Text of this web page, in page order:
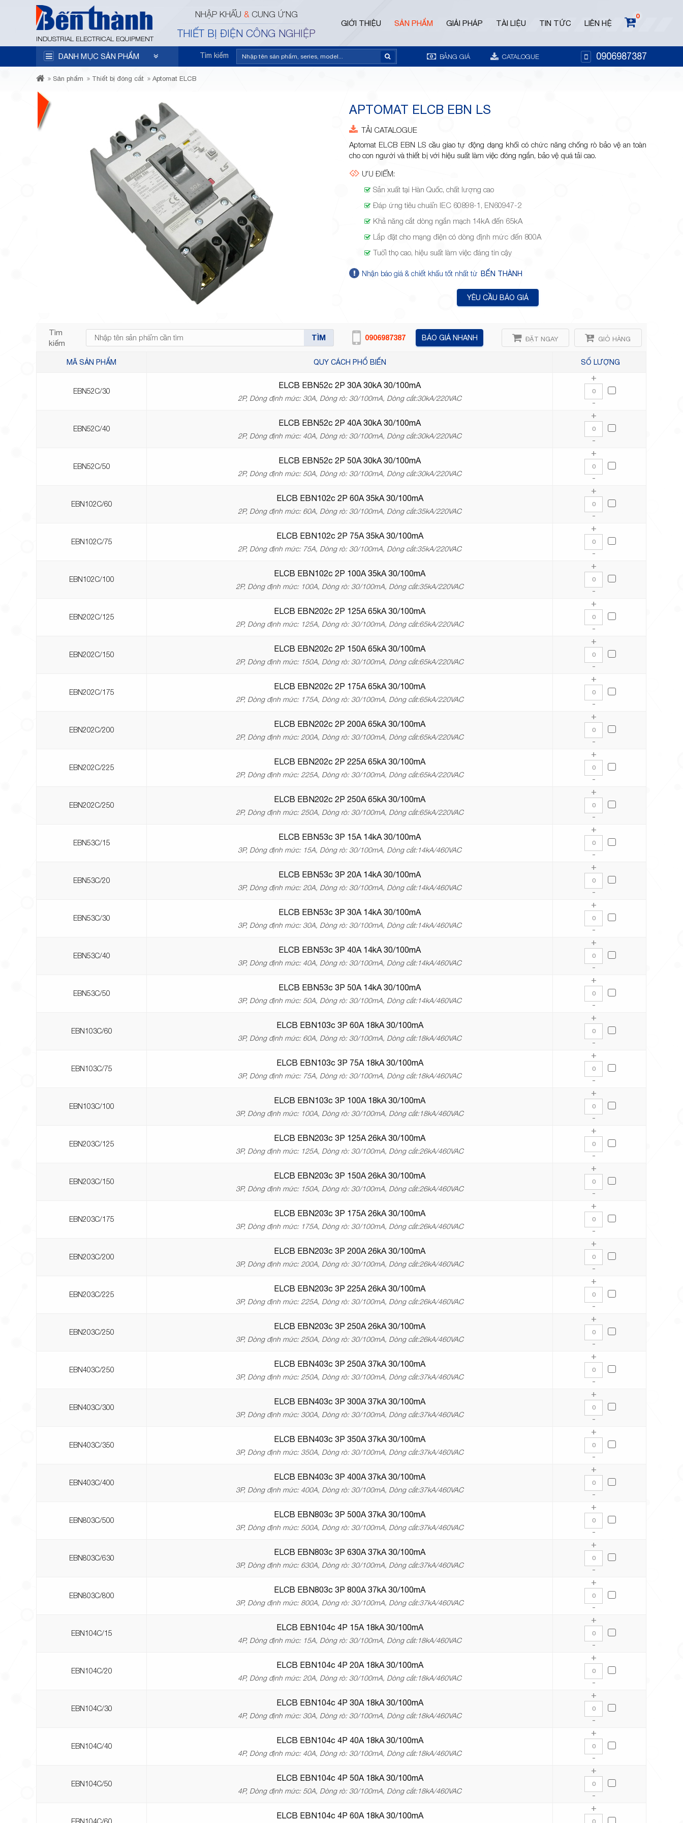
INDUSTRIAL ELECTRICAL EQUIPMENT
NHẬP KHẨU &CUNG ỨNG
THIẾT BỊ ĐIỆN CÔNG NGHIỆP
GIỚI THIỆU SẢN PHẨM GIẢI PHÁP TÀI LIỆU TIN TỨC LIÊN HỆ
0
DANH MỤC SẢN PHẨM Tìm kiếm BẢNG GIÁ CATALOGUE 0906987387
Sản phẩm Thiết bị đóng cắt Aptomat ELCB
APTOMAT ELCB EBN LS
TẢI CATALOGUE
Aptomat ELCB EBN LS cầu giao tự động dạng khối có chức năng chống rò bảo vệ an toàn
cho con người và thiết bị với hiệu suất làm việc đóng ngắn, bảo vệ quá tải cao.
ƯU ĐIỂM:
Sản xuất tại Hàn Quốc, chất lượng cao
Đáp ứng tiêu chuẩn IEC 60898-1, EN60947-2
Khả năng cắt dòng ngắn mạch 14kA đến 65kA
Lắp đặt cho mạng điện có dòng định mức đến 800A
Tuổi thọ cao, hiệu suất làm việc đáng tin cậy
Nhận báo giá & chiết khấu tốt nhất từ BẾN THÀNH
YÊU CẦU BÁO GIÁ
Tìm
kiếm
TÌM 0906987387 BÁO GIÁ NHANH ĐẶT NGAY GIỎ HÀNG
MÃ SẢN PHẨM QUY CÁCH PHỔ BIẾN SỐ LƯỢNG
EBN52C/30
ELCB EBN52c 2P 30A 30kA 30/100mA
2P, Dòng định mức: 30A, Dòng rò: 30/100mA, Dòng cắt:30kA/220VAC
+
-
EBN52C/40
ELCB EBN52c 2P 40A 30kA 30/100mA
2P, Dòng định mức: 40A, Dòng rò: 30/100mA, Dòng cắt:30kA/220VAC
+
-
EBN52C/50
ELCB EBN52c 2P 50A 30kA 30/100mA
2P, Dòng định mức: 50A, Dòng rò: 30/100mA, Dòng cắt:30kA/220VAC
+
-
EBN102C/60
ELCB EBN102c 2P 60A 35kA 30/100mA
2P, Dòng định mức: 60A, Dòng rò: 30/100mA, Dòng cắt:35kA/220VAC
+
-
EBN102C/75
ELCB EBN102c 2P 75A 35kA 30/100mA
2P, Dòng định mức: 75A, Dòng rò: 30/100mA, Dòng cắt:35kA/220VAC
+
-
EBN102C/100
ELCB EBN102c 2P 100A 35kA 30/100mA
2P, Dòng định mức: 100A, Dòng rò: 30/100mA, Dòng cắt:35kA/220VAC
+
-
EBN202C/125
ELCB EBN202c 2P 125A 65kA 30/100mA
2P, Dòng định mức: 125A, Dòng rò: 30/100mA, Dòng cắt:65kA/220VAC
+
-
EBN202C/150
ELCB EBN202c 2P 150A 65kA 30/100mA
2P, Dòng định mức: 150A, Dòng rò: 30/100mA, Dòng cắt:65kA/220VAC
+
-
EBN202C/175
ELCB EBN202c 2P 175A 65kA 30/100mA
2P, Dòng định mức: 175A, Dòng rò: 30/100mA, Dòng cắt:65kA/220VAC
+
-
EBN202C/200
ELCB EBN202c 2P 200A 65kA 30/100mA
2P, Dòng định mức: 200A, Dòng rò: 30/100mA, Dòng cắt:65kA/220VAC
+
-
EBN202C/225
ELCB EBN202c 2P 225A 65kA 30/100mA
2P, Dòng định mức: 225A, Dòng rò: 30/100mA, Dòng cắt:65kA/220VAC
+
-
EBN202C/250
ELCB EBN202c 2P 250A 65kA 30/100mA
2P, Dòng định mức: 250A, Dòng rò: 30/100mA, Dòng cắt:65kA/220VAC
+
-
EBN53C/15
ELCB EBN53c 3P 15A 14kA 30/100mA
3P, Dòng định mức: 15A, Dòng rò: 30/100mA, Dòng cắt:14kA/460VAC
+
-
EBN53C/20
ELCB EBN53c 3P 20A 14kA 30/100mA
3P, Dòng định mức: 20A, Dòng rò: 30/100mA, Dòng cắt:14kA/460VAC
+
-
EBN53C/30
ELCB EBN53c 3P 30A 14kA 30/100mA
3P, Dòng định mức: 30A, Dòng rò: 30/100mA, Dòng cắt:14kA/460VAC
+
-
EBN53C/40
ELCB EBN53c 3P 40A 14kA 30/100mA
3P, Dòng định mức: 40A, Dòng rò: 30/100mA, Dòng cắt:14kA/460VAC
+
-
EBN53C/50
ELCB EBN53c 3P 50A 14kA 30/100mA
3P, Dòng định mức: 50A, Dòng rò: 30/100mA, Dòng cắt:14kA/460VAC
+
-
EBN103C/60
ELCB EBN103c 3P 60A 18kA 30/100mA
3P, Dòng định mức: 60A, Dòng rò: 30/100mA, Dòng cắt:18kA/460VAC
+
-
EBN103C/75
ELCB EBN103c 3P 75A 18kA 30/100mA
3P, Dòng định mức: 75A, Dòng rò: 30/100mA, Dòng cắt:18kA/460VAC
+
-
EBN103C/100
ELCB EBN103c 3P 100A 18kA 30/100mA
3P, Dòng định mức: 100A, Dòng rò: 30/100mA, Dòng cắt:18kA/460VAC
+
-
EBN203C/125
ELCB EBN203c 3P 125A 26kA 30/100mA
3P, Dòng định mức: 125A, Dòng rò: 30/100mA, Dòng cắt:26kA/460VAC
+
-
EBN203C/150
ELCB EBN203c 3P 150A 26kA 30/100mA
3P, Dòng định mức: 150A, Dòng rò: 30/100mA, Dòng cắt:26kA/460VAC
+
-
EBN203C/175
ELCB EBN203c 3P 175A 26kA 30/100mA
3P, Dòng định mức: 175A, Dòng rò: 30/100mA, Dòng cắt:26kA/460VAC
+
-
EBN203C/200
ELCB EBN203c 3P 200A 26kA 30/100mA
3P, Dòng định mức: 200A, Dòng rò: 30/100mA, Dòng cắt:26kA/460VAC
+
-
EBN203C/225
ELCB EBN203c 3P 225A 26kA 30/100mA
3P, Dòng định mức: 225A, Dòng rò: 30/100mA, Dòng cắt:26kA/460VAC
+
-
EBN203C/250
ELCB EBN203c 3P 250A 26kA 30/100mA
3P, Dòng định mức: 250A, Dòng rò: 30/100mA, Dòng cắt:26kA/460VAC
+
-
EBN403C/250
ELCB EBN403c 3P 250A 37kA 30/100mA
3P, Dòng định mức: 250A, Dòng rò: 30/100mA, Dòng cắt:37kA/460VAC
+
-
EBN403C/300
ELCB EBN403c 3P 300A 37kA 30/100mA
3P, Dòng định mức: 300A, Dòng rò: 30/100mA, Dòng cắt:37kA/460VAC
+
-
EBN403C/350
ELCB EBN403c 3P 350A 37kA 30/100mA
3P, Dòng định mức: 350A, Dòng rò: 30/100mA, Dòng cắt:37kA/460VAC
+
-
EBN403C/400
ELCB EBN403c 3P 400A 37kA 30/100mA
3P, Dòng định mức: 400A, Dòng rò: 30/100mA, Dòng cắt:37kA/460VAC
+
-
EBN803C/500
ELCB EBN803c 3P 500A 37kA 30/100mA
3P, Dòng định mức: 500A, Dòng rò: 30/100mA, Dòng cắt:37kA/460VAC
+
-
EBN803C/630
ELCB EBN803c 3P 630A 37kA 30/100mA
3P, Dòng định mức: 630A, Dòng rò: 30/100mA, Dòng cắt:37kA/460VAC
+
-
EBN803C/800
ELCB EBN803c 3P 800A 37kA 30/100mA
3P, Dòng định mức: 800A, Dòng rò: 30/100mA, Dòng cắt:37kA/460VAC
+
-
EBN104C/15
ELCB EBN104c 4P 15A 18kA 30/100mA
4P, Dòng định mức: 15A, Dòng rò: 30/100mA, Dòng cắt:18kA/460VAC
+
-
EBN104C/20
ELCB EBN104c 4P 20A 18kA 30/100mA
4P, Dòng định mức: 20A, Dòng rò: 30/100mA, Dòng cắt:18kA/460VAC
+
-
EBN104C/30
ELCB EBN104c 4P 30A 18kA 30/100mA
4P, Dòng định mức: 30A, Dòng rò: 30/100mA, Dòng cắt:18kA/460VAC
+
-
EBN104C/40
ELCB EBN104c 4P 40A 18kA 30/100mA
4P, Dòng định mức: 40A, Dòng rò: 30/100mA, Dòng cắt:18kA/460VAC
+
-
EBN104C/50
ELCB EBN104c 4P 50A 18kA 30/100mA
4P, Dòng định mức: 50A, Dòng rò: 30/100mA, Dòng cắt:18kA/460VAC
+
-
EBN104C/60
ELCB EBN104c 4P 60A 18kA 30/100mA
+